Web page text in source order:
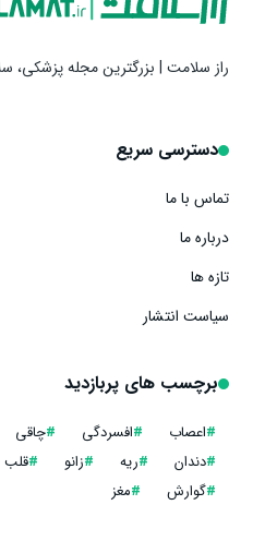
راز سلامت | بزرگترین مجله پزشکی،
دسترسی سریع
تماس با ما
درباره ما
تازه ها
سیاست انتشار
برچسب های پربازدید
#اعصاب #افسردگی #چاقی
#دندان #ریه #زانو #قلب
#گوارش #مغز